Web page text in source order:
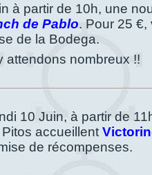
à partir de 10h, une
de Pablo. Pour 25
de la Bodega.
attendons nombreux !!
10 Juin, à partir de
accueillent
de récompenses.